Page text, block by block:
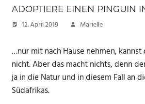
ADOPTIERE EINEN PINGUIN
12. April 2019 Marielle
…nur mit nach Hause nehmen,
nicht. Aber das macht nichts, denn
ja in die Natur und in diesem Fall an
Südafrikas.